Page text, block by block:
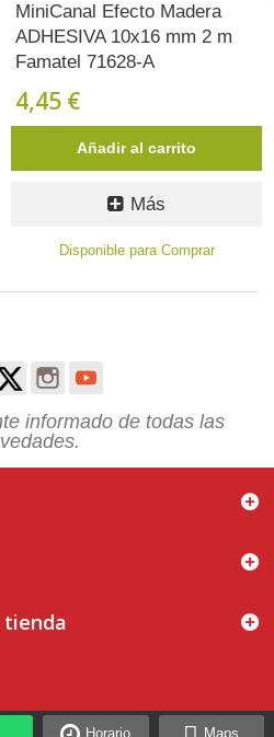
MiniCanal Efecto Madera
ADHESIVA 10x16 mm 2 m
Famatel 71628-A
4,45 €
Añadir al carrito
Más
Disponible para Comprar
informado de todas las
Horario Maps
tienda